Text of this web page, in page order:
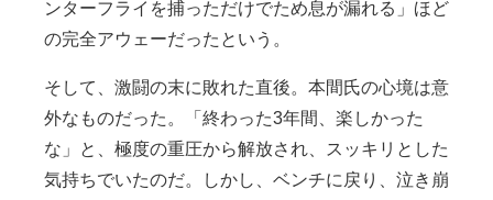
ンターフライを捕っただけでため息が漏れる」ほど
の完全アウェーだったという。
そして、激闘の末に敗れた直後。本間氏の心境は意
外なものだった。「終わった3年間、楽しかった
な」と、極度の重圧から解放され、スッキリとした
気持ちでいたのだ。しかし、ベンチに戻り、泣き崩